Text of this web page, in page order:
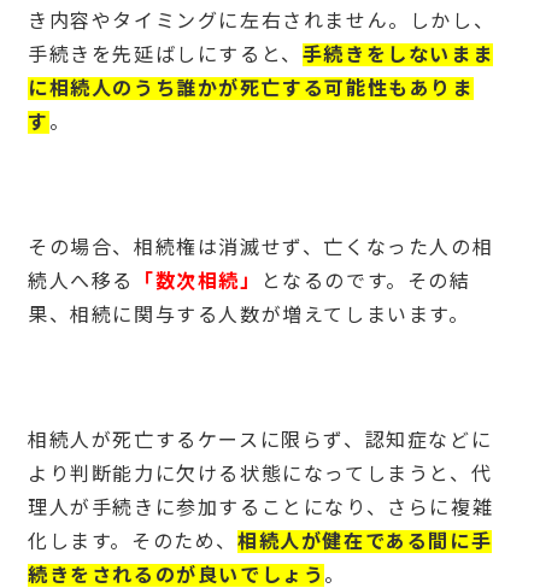
き内容やタイミングに左右されません。しかし、
手続きを先延ばしにすると、 手続きをしないまま
に相続人のうち誰かが死亡する可能性もありま
す 。
その場合、相続権は消滅せず、亡くなった人の相
続人へ移る
「数次相続」
となるのです。その結
果、相続に関与する人数が増えてしまいます。
相続人が死亡するケースに限らず、認知症などに
より判断能力に欠ける状態になってしまうと、代
理人が手続きに参加することになり、さらに複雑
化します。そのため、 相続人が健在である間に手
続きをされるのが良いでしょう 。